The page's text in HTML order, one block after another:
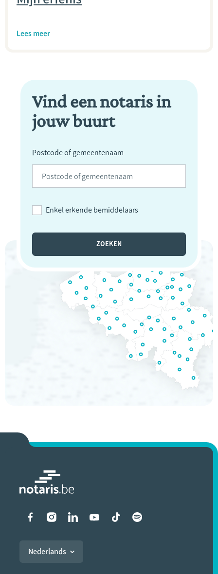
Lees meer
Vind een notaris in
jouw buurt
Postcode of gemeentenaam
Enkel erkende bemiddelaars
Liens vers les réseaux
Nederlands